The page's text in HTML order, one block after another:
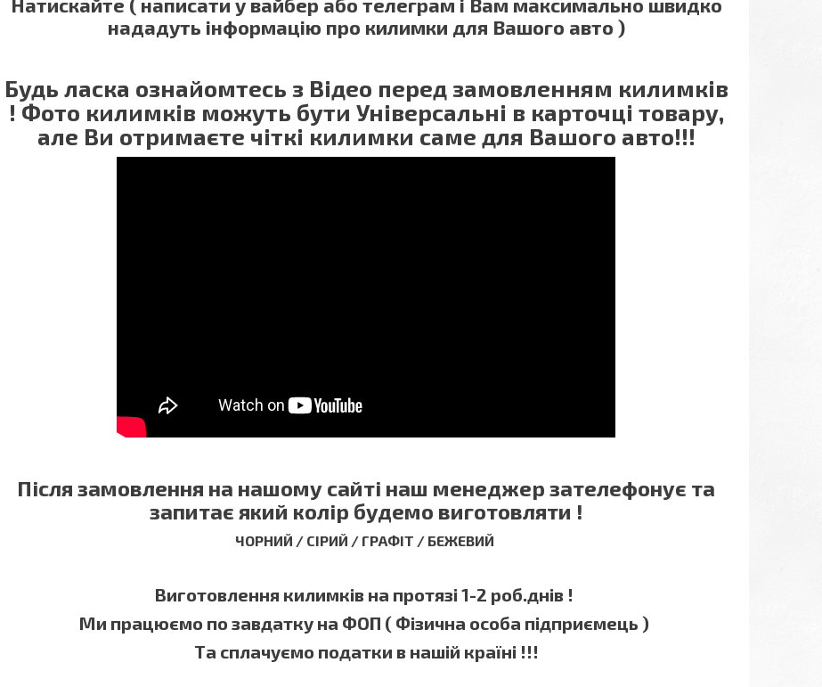
Натискайте ( написати у вайбер або телеграм і Вам максимально швидко
нададуть інформацію про килимки для Вашого авто )
Будь ласка ознайомтесь з Відео перед замовленням килимків
! Фото килимків можуть бути Універсальні в карточці товару,
але Ви отримаєте чіткі килимки саме для Вашого авто!!!
Після замовлення на нашому сайті наш менеджер зателефонує та
запитає який колір будемо виготовляти !
ЧОРНИЙ / СІРИЙ / ГРАФІТ / БЕЖЕВИЙ
Виготовлення килимків на протязі 1-2 роб.днів !
Ми працюємо по завдатку на ФОП ( Фізична особа підприємець )
Та сплачуємо податки в нашій країні !!!